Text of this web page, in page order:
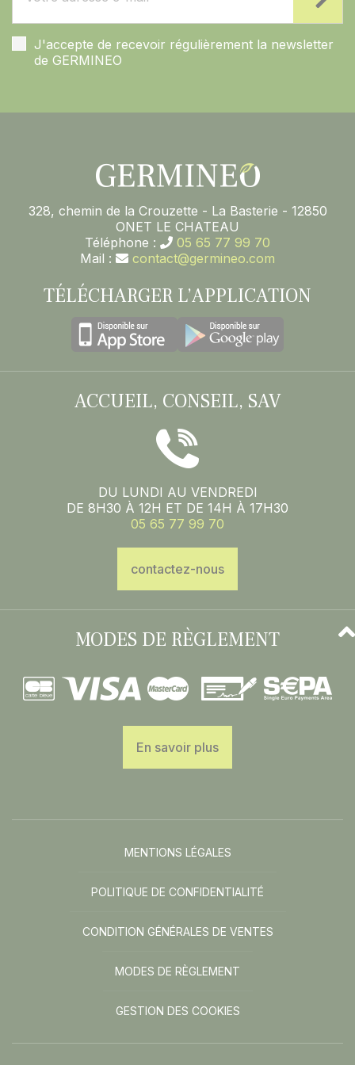
J'accepte de recevoir régulièrement la newsletter
de GERMINEO
328, chemin de la Crouzette - La Basterie - 12850
ONET LE CHATEAU
Téléphone :
05 65 77 99 70
Mail :
contact@germineo.com
TÉLÉCHARGER L’APPLICATION
ACCUEIL, CONSEIL, SAV
DU LUNDI AU VENDREDI
DE 8H30 À 12H ET DE 14H À 17H30
05 65 77 99 70
contactez-nous
MODES DE RÈGLEMENT
En savoir plus
MENTIONS LÉGALES
POLITIQUE DE CONFIDENTIALITÉ
CONDITION GÉNÉRALES DE VENTES
MODES DE RÈGLEMENT
GESTION DES COOKIES